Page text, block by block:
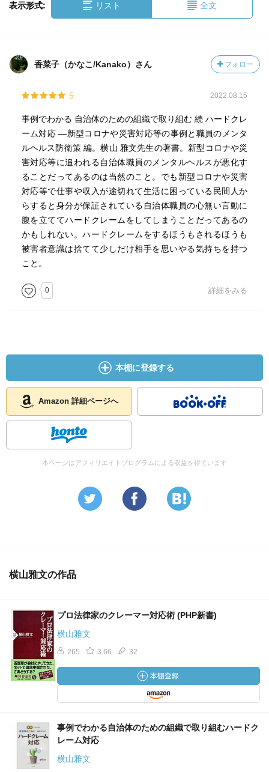
表示形式: リスト 全文
香菜子（かなこ/Kanako）さん フォロー
5 2022.08.15
事例でわかる 自治体のための組織で取り組む 続 ハードクレ
ーム対応 ―新型コロナや災害対応等の事例と職員のメンタ
ルヘルス防衛策 編。横山 雅文先生の著書。新型コロナや災
害対応等に追われる自治体職員のメンタルヘルスが悪化す
ることだってあるのは当然のこと。でも新型コロナや災害
対応等で仕事や収入が途切れて生活に困っている民間人か
らすると身分が保証されている自治体職員の心無い言動に
腹を立ててハードクレームをしてしまうことだってあるの
かもしれない。ハードクレームをするほうもされるほうも
被害者意識は捨てて少しだけ相手を思いやる気持ちを持つ
こと。
0 詳細をみる
本棚に登録する
Amazon 詳細ページへ
本ページはアフィリエイトプログラムによる収益を得ています
横山雅文の作品
プロ法律家のクレーマー対応術 (PHP新書)
横山雅文
265 3.66 32
事例でわかる自治体のための組織で取り組むハードク
レーム対応
横山雅文